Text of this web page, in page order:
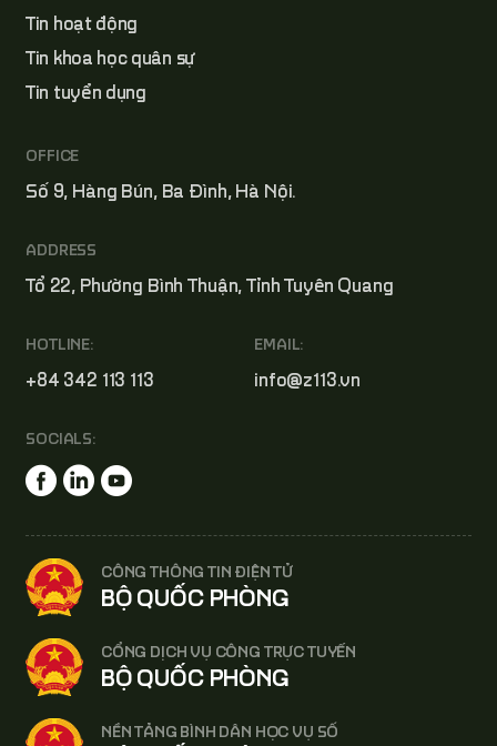
Tin hoạt động
Tin khoa học quân sự
Tin tuyển dụng
OFFICE
Số 9, Hàng Bún, Ba Đình, Hà Nội.
ADDRESS
Tổ 22, Phường Bình Thuận, Tỉnh Tuyên Quang
HOTLINE:
+84 342 113 113
EMAIL:
info@z113.vn
SOCIALS:
CÔNG THÔNG TIN ĐIỆN TỬ
BỘ QUỐC PHÒNG
CỔNG DỊCH VỤ CÔNG TRỰC TUYẾN
BỘ QUỐC PHÒNG
NỀN TẢNG BÌNH DÂN HỌC VỤ SỐ